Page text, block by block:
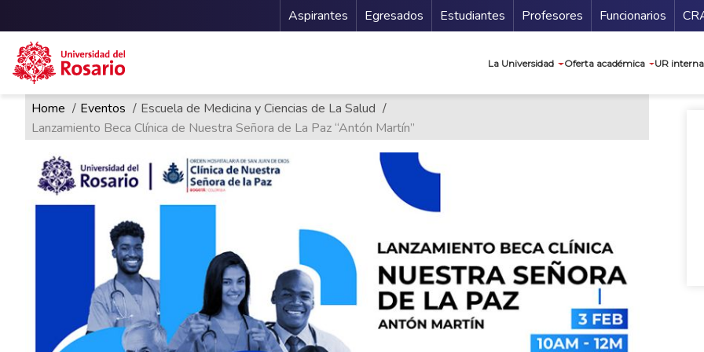
Pasar al contenido principal
Menu Secundario
Aspirantes Egresados Estudiantes Profesores Funcionarios
La Universidad Oferta académica UR
Ruta de navegación
Home Eventos
Escuela de Medicina y Ciencias de La Salud
Lanzamiento Beca Clínica de Nuestra Señora de La Paz “Antón Martín”